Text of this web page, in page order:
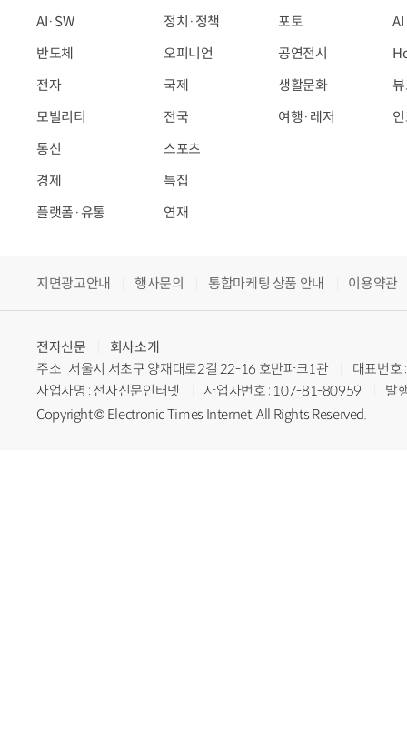
AI·SW
반도체
전자
모빌리티
통신
경제
플랫폼·유통
정치·정책
오피니언
국제
전국
스포츠
특집
연재
포토
공연전시
생활문화
여행·레저
지면광고안내 행사문의 통합마케팅 상품 안내 이용약관
전자신문
회사소개
주소 : 서울시 서초구 양재대로2길 22-16 호반파크1관
대표번
사업자명 : 전자신문인터넷
사업자번호 : 107-81-80959
발
Copyright © Electronic Times Internet. All Rights Reserved.